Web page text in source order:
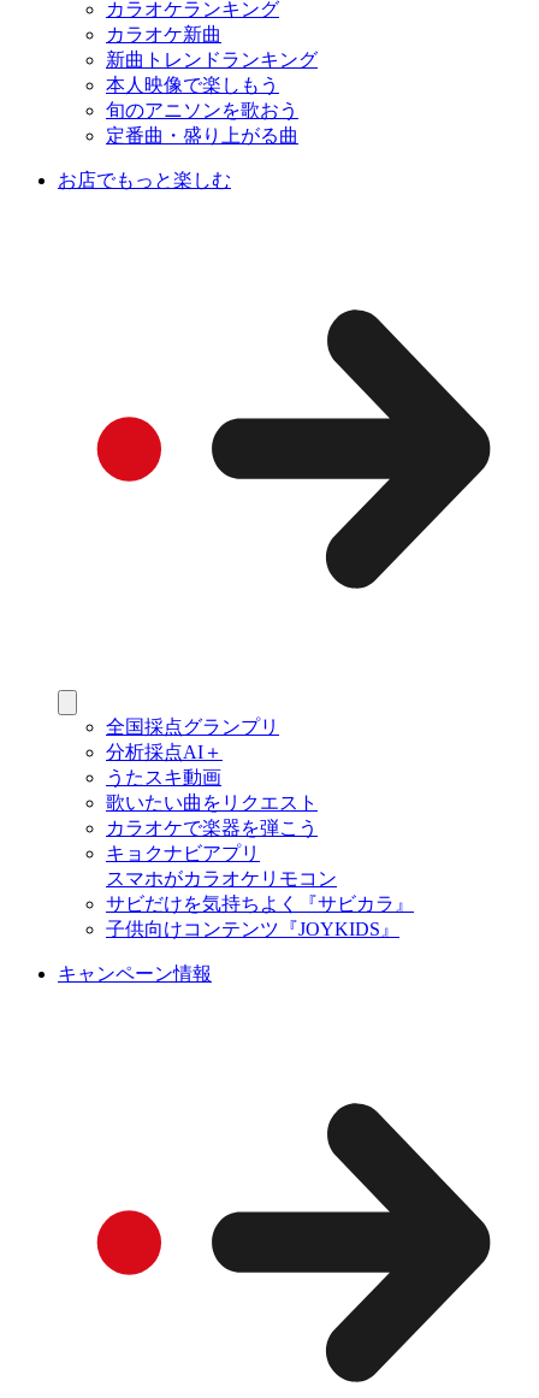
カラオケランキング
カラオケ新曲
新曲トレンドランキング
本人映像で楽しもう
旬のアニソンを歌おう
定番曲・盛り上がる曲
お店でもっと楽しむ
全国採点グランプリ
分析採点AI＋
うたスキ動画
歌いたい曲をリクエスト
カラオケで楽器を弾こう
キョクナビアプリ
スマホがカラオケリモコン
サビだけを気持ちよく『サビカラ』
子供向けコンテンツ『JOYKIDS』
キャンペーン情報